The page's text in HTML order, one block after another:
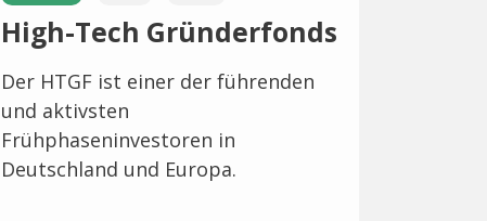
High-Tech Gründerfonds
Der HTGF ist einer der führenden
und aktivsten
Frühphaseninvestoren in
Deutschland und Europa.